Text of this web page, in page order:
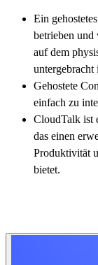
Ein
betrieben und
auf dem
untergebracht
Gehostete
einfach zu
CloudTalk ist
das einen
Produktivität
bietet.